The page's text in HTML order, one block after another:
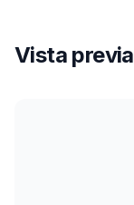
Vista previa